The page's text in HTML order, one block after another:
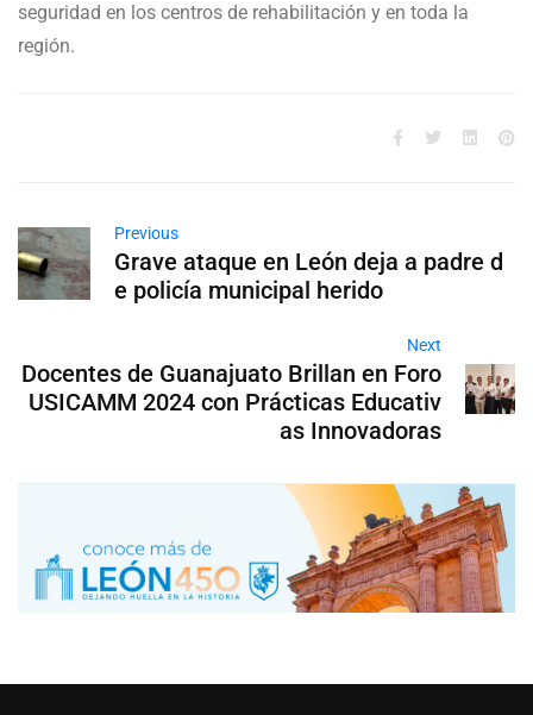
seguridad en los centros de rehabilitación y en toda la
región.
Previous
Grave ataque en León deja a padre d
e policía municipal herido
Next
Docentes de Guanajuato Brillan en Foro
USICAMM 2024 con Prácticas Educativ
as Innovadoras